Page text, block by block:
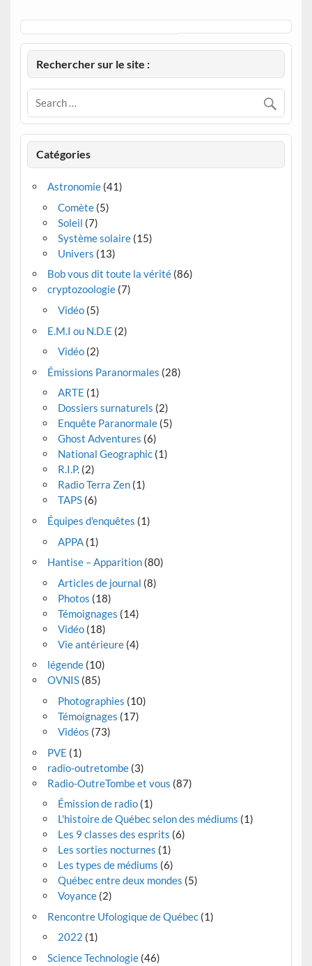
Rechercher sur le site :
Catégories
Astronomie(41)
Comète(5)
Soleil (7)
Système solaire(15)
Univers (13)
Bob vous dit toute la vérité(86)
cryptozoologie(7)
Vidéo(5)
E.M.I ou N.D.E (2)
Vidéo(2)
Émissions Paranormales (28)
ARTE (1)
Dossiers surnaturels (2)
Enquête Paranormale(5)
Ghost Adventures (6)
National Geographic(1)
R.I.P.(2)
Radio Terra Zen(1)
TAPS(6)
Équipes d'enquêtes (1)
APPA(1)
Hantise – Apparition(80)
Articles de journal (8)
Photos (18)
Témoignages (14)
Vidéo(18)
Vie antérieure(4)
légende(10)
OVNIS(85)
Photographies (10)
Témoignages (17)
Vidéos (73)
PVE (1)
radio-outretombe(3)
Radio-OutreTombe et vous (87)
Émission de radio(1)
L'histoire de Québec selon des médiums (1)
Les 9 classes des esprits (6)
Les sorties nocturnes (1)
Les types de médiums (6)
Québec entre deux mondes (5)
Voyance(2)
Rencontre Ufologique de Québec(1)
2022 (1)
Science Technologie(46)